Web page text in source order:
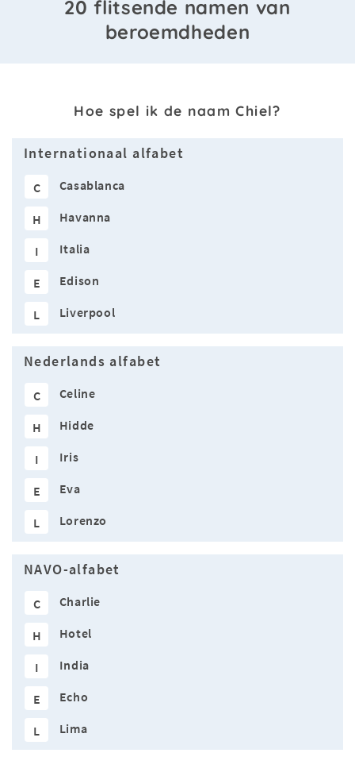
20 flitsende namen van
beroemdheden
Hoe spel ik de naam Chiel?
Internationaal alfabet
C Casablanca
H Havanna
I Italia
E Edison
L Liverpool
Nederlands alfabet
C Celine
H Hidde
I Iris
E Eva
L Lorenzo
NAVO-alfabet
C Charlie
H Hotel
I India
E Echo
L Lima